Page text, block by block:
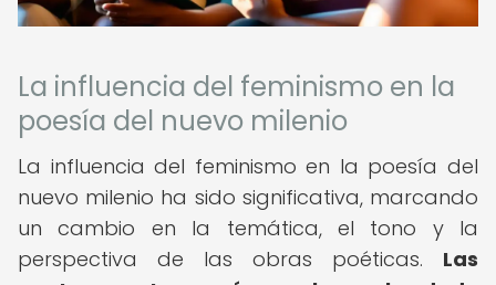
La influencia del feminismo en la
poesía del nuevo milenio
La influencia del feminismo en la poesía del
nuevo milenio ha sido significativa, marcando
un cambio en la temática, el tono y la
perspectiva de las obras poéticas. Las